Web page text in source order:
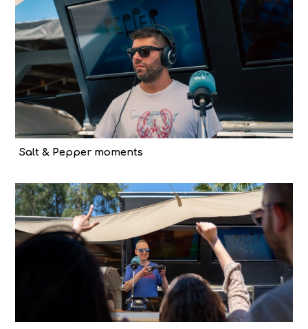
Salt & Pepper moments